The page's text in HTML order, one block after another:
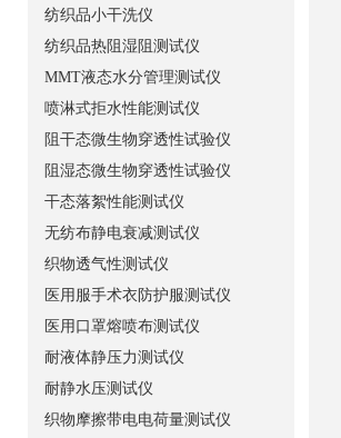
纺织品小干洗仪
纺织品热阻湿阻测试仪
MMT液态水分管理测试仪
喷淋式拒水性能测试仪
阻干态微生物穿透性试验仪
阻湿态微生物穿透性试验仪
干态落絮性能测试仪
无纺布静电衰减测试仪
织物透气性测试仪
医用服手术衣防护服测试仪
医用口罩熔喷布测试仪
耐液体静压力测试仪
耐静水压测试仪
织物摩擦带电电荷量测试仪